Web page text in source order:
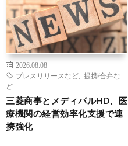
2026.08.08
プレスリリースなど
提携/合弁な
ど
三菱商事とメディパルHD、医
療機関の経営効率化支援で連
携強化